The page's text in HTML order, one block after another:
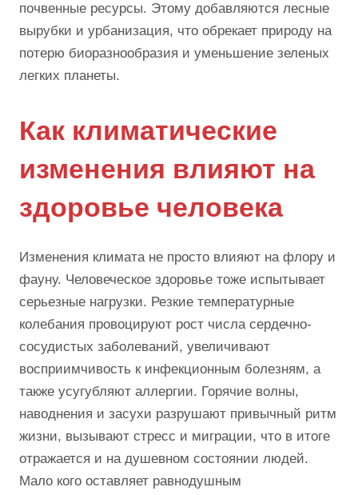
почвенные ресурсы. Этому добавляются лесные
вырубки и урбанизация, что обрекает природу на
потерю биоразнообразия и уменьшение зеленых
легких планеты.
Как климатические
изменения влияют на
здоровье человека
Изменения климата не просто влияют на флору и
фауну. Человеческое здоровье тоже испытывает
серьезные нагрузки. Резкие температурные
колебания провоцируют рост числа сердечно-
сосудистых заболеваний, увеличивают
восприимчивость к инфекционным болезням, а
также усугубляют аллергии. Горячие волны,
наводнения и засухи разрушают привычный ритм
жизни, вызывают стресс и миграции, что в итоге
отражается и на душевном состоянии людей.
Мало кого оставляет равнодушным